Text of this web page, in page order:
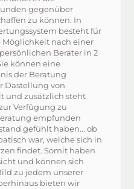
gegenüber
zu können. In
besteht für
nach einer
Berater in 2
können eine
der Beratung
Dastellung von
und zusätzlich steht
Verfügung zu
empfunden
gefühlt haben... ob
war, welche sich in
findet. Somit haben
und können sich
zu jedem unserer
bieten wir